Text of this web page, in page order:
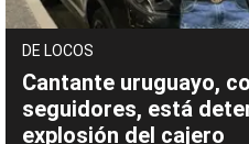
DE LOCOS
Cantante uruguayo,
seguidores, está
explosión del cajero